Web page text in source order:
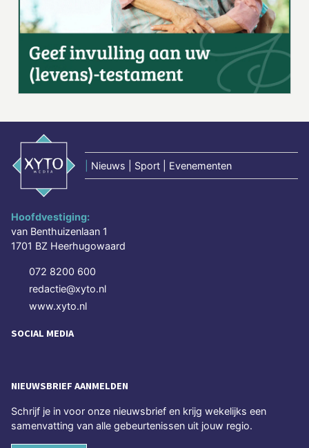
Nieuws | Sport | Evenementen
Hoofdvestiging:
van Benthuizenlaan 1
1701 BZ Heerhugowaard
072 8200 600
redactie@xyto.nl
www.xyto.nl
SOCIAL MEDIA
NIEUWSBRIEF AANMELDEN
Schrijf je in voor onze nieuwsbrief en krijg wekelijks een
samenvatting van alle gebeurtenissen uit jouw regio.